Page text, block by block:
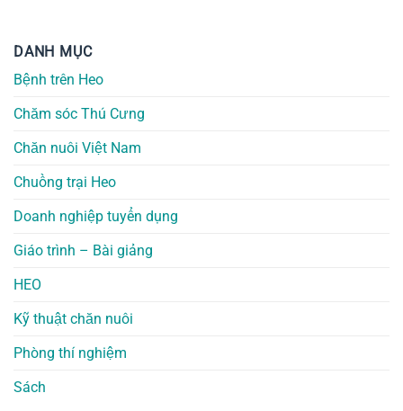
DANH MỤC
Bệnh trên Heo
Chăm sóc Thú Cưng
Chăn nuôi Việt Nam
Chuồng trại Heo
Doanh nghiệp tuyển dụng
Giáo trình – Bài giảng
HEO
Kỹ thuật chăn nuôi
Phòng thí nghiệm
Sách